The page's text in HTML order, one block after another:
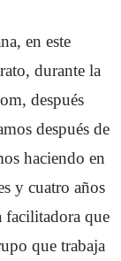
en este
durante la
después
después de
haciendo en
y cuatro años
facilitadora que
que trabaja